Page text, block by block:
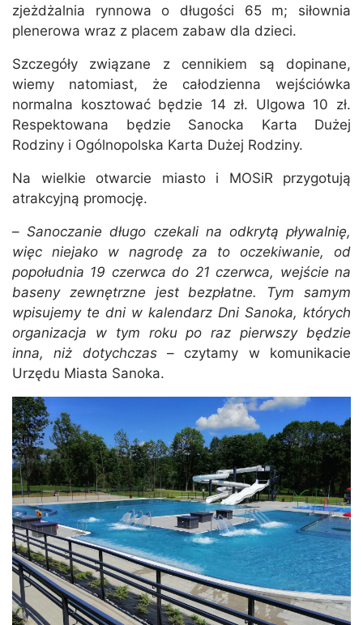
zjeżdżalnia rynnowa o długości 65 m; siłownia
plenerowa wraz z placem zabaw dla dzieci.
Szczegóły związane z cennikiem są dopinane,
wiemy natomiast, że całodzienna wejściówka
normalna kosztować będzie 14 zł. Ulgowa 10 zł.
Respektowana będzie Sanocka Karta Dużej
Rodziny i Ogólnopolska Karta Dużej Rodziny.
Na wielkie otwarcie miasto i MOSiR przygotują
atrakcyjną promocję.
–Sanoczanie długo czekali na odkrytą pływalnię,
więc niejako w nagrodę za to oczekiwanie, od
popołudnia 19 czerwca do 21 czerwca, wejście na
baseny zewnętrzne jest bezpłatne. Tym samym
wpisujemy te dni w kalendarz Dni Sanoka, których
organizacja w tym roku po raz pierwszy będzie
inna, niż dotychczas– czytamy w komunikacie
Urzędu Miasta Sanoka.